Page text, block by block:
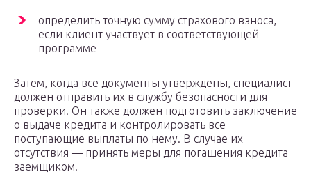
определить точную сумму страхового взноса,
если клиент участвует в соответствующей
программе
Затем, когда все документы утверждены, специалист
должен отправить их в службу безопасности для
проверки. Он также должен подготовить заключение
о выдаче кредита и контролировать все
поступающие выплаты по нему. В случае их
отсутствия — принять меры для погашения кредита
заемщиком.